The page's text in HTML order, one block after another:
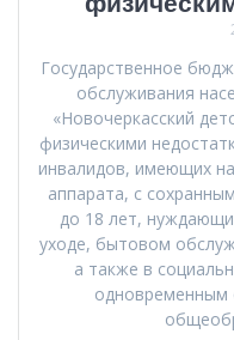
Государственное
обслуживания
«Новочеркасский
физическими
инвалидов, имеющих
аппарата, с
до 18 лет,
уходе, бытовом
а также в
одновременным